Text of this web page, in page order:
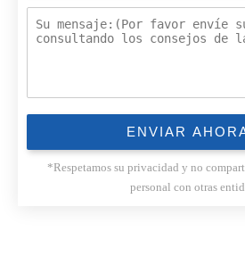
*Respetamos su privacidad y no
personal con otras